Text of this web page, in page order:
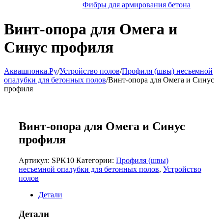
Фибры для армирования бетона
Винт-опора для Омега и
Синус профиля
Аквашпонка.Ру/Устройство полов/Профиля (швы) несъемной
опалубки для бетонных полов/Винт-опора для Омега и Синус
профиля
Винт-опора для Омега и Синус
профиля
Артикул: SPK10 Категории: Профиля (швы)
несъемной опалубки для бетонных полов, Устройство
полов
Детали
Детали